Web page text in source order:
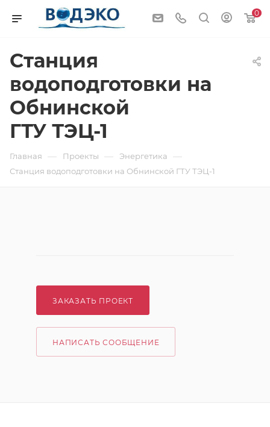
0
Станция
водоподготовки на
Обнинской
ГТУ ТЭЦ-1
Главная — Проекты — Энергетика —
Станция водоподготовки на Обнинской ГТУ ТЭЦ-1
ЗАКАЗАТЬ ПРОЕКТ
НАПИСАТЬ СООБЩЕНИЕ